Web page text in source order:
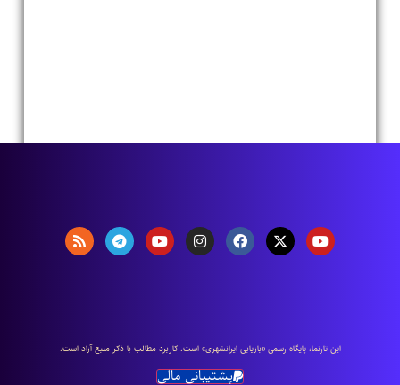
اين تارنما، پایگاه رسمی «بازیابی ایرانشهری» است. كاربرد مطالب با ذكر منبع آزاد است.
پشتیبانی مالی